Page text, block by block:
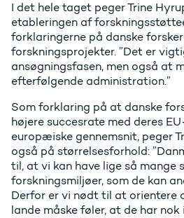
I det hele taget peger Trine
etableringen af
forklaringerne på danske
forskningsprojekter. ”Det er
ansøgningsfasen, men også at
efterfølgende administration.”
Som forklaring på at danske
højere succesrate med deres
europæiske gennemsnit, peger
også på størrelsesforhold:
til, at vi kan have lige så mange
forskningsmiljøer, som de kan
Derfor er vi nødt til at orientere
lande måske føler, at de har nok